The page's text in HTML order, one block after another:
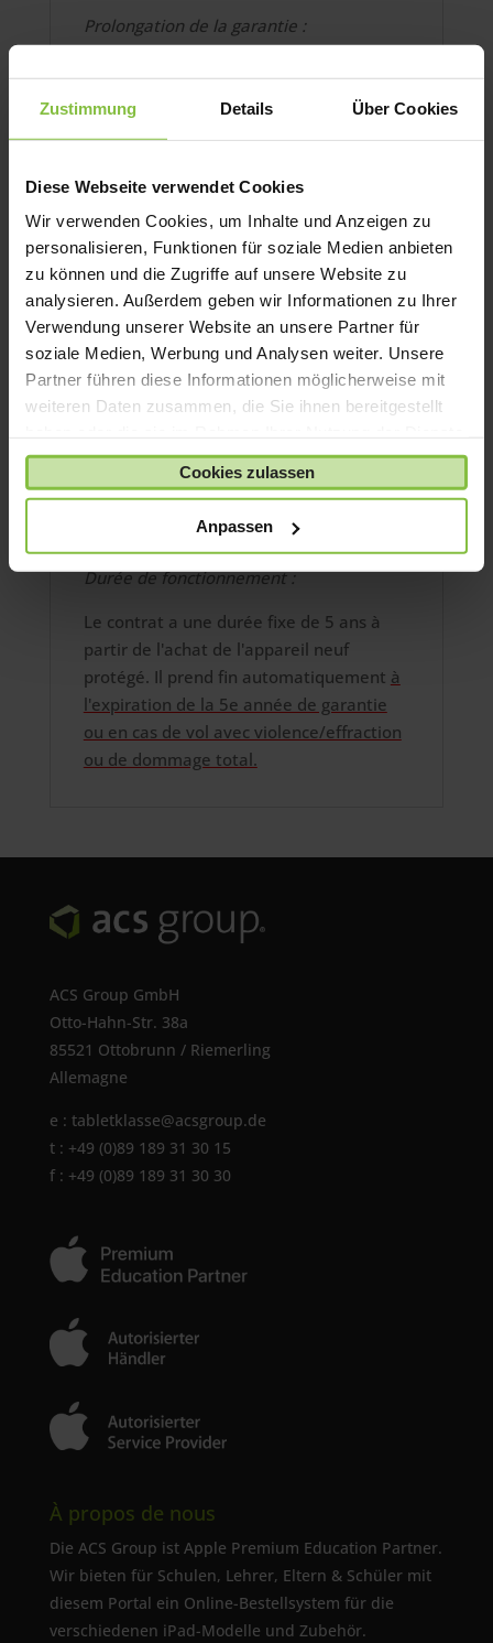
Zustimmung Details Über Cookies
Diese Webseite verwendet Cookies
Wir verwenden Cookies, um Inhalte und Anzeigen zu
personalisieren, Funktionen für soziale Medien anbieten
zu können und die Zugriffe auf unsere Website zu
analysieren. Außerdem geben wir Informationen zu Ihrer
Verwendung unserer Website an unsere Partner für
soziale Medien, Werbung und Analysen weiter. Unsere
Partner führen diese Informationen möglicherweise mit
weiteren Daten zusammen, die Sie ihnen bereitgestellt
gesammelt haben.
Cookies zulassen
Anpassen
Prolongation de la garantie :
(24 mois), 36 mois supplémentaires de
protection de l'appareil par la prise en
défaut de matériel, de construction ou de
perte totale :
Appareil de remplacement en cas de
dommage total de même type et de
même qualité (une seule fois)
En outre, jusqu'à 300,- EUR de
en cas de vol avec violence/effraction
avéré
le vol simple n'est pas couvert
Durée de fonctionnement :
Le contrat a une durée fixe de 5 ans à
partir de l'achat de l'appareil neuf
protégé. Il prend fin automatiquement à
l'expiration de la 5e année de garantie
ou en cas de vol avec violence/effraction
ou de dommage total.
ACS Group GmbH
Otto-Hahn-Str. 38a
85521 Ottobrunn / Riemerling
Allemagne
e : tabletklasse@acsgroup.de
t : +49 (0)89 189 31 30 15
f : +49 (0)89 189 31 30 30
À propos de nous
Die ACS Group ist Apple Premium Education Partner.
Wir bieten für Schulen, Lehrer, Eltern & Schüler mit
diesem Portal ein Online-Bestellsystem für die
verschiedenen iPad-Modelle und Zubehör.